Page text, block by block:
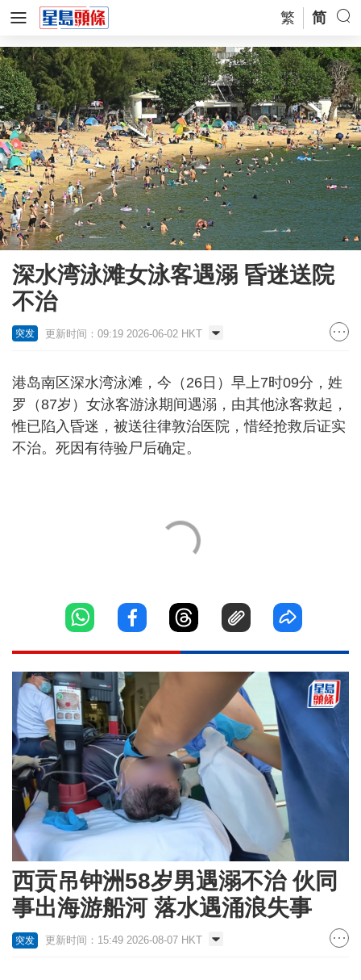
繁 简
深水湾泳滩女泳客遇溺 昏迷送院
不治
突发 更新时间：09:19 2026-06-02 HKT
港岛南区深水湾泳滩，今（26日）早上7时09分，姓
罗（87岁）女泳客游泳期间遇溺，由其他泳客救起，
惟已陷入昏迷，被送往律敦治医院，惜经抢救后证实
不治。死因有待验尸后确定。
西贡吊钟洲58岁男遇溺不治 伙同
事出海游船河 落水遇涌浪失事
突发 更新时间：15:49 2026-08-07 HKT